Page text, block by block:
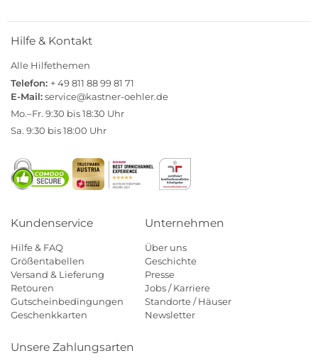
Hilfe & Kontakt
Alle Hilfethemen
Telefon: + 49 811 88 99 81 71
E-Mail:service@kastner-oehler.de
Mo.–Fr. 9:30 bis 18:30 Uhr
Sa. 9:30 bis 18:00 Uhr
Kundenservice
Hilfe & FAQ
Größentabellen
Versand & Lieferung
Retouren
Gutscheinbedingungen
Geschenkkarten
Unternehmen
Über uns
Geschichte
Presse
Jobs / Karriere
Standorte / Häuser
Newsletter
Unsere Zahlungsarten